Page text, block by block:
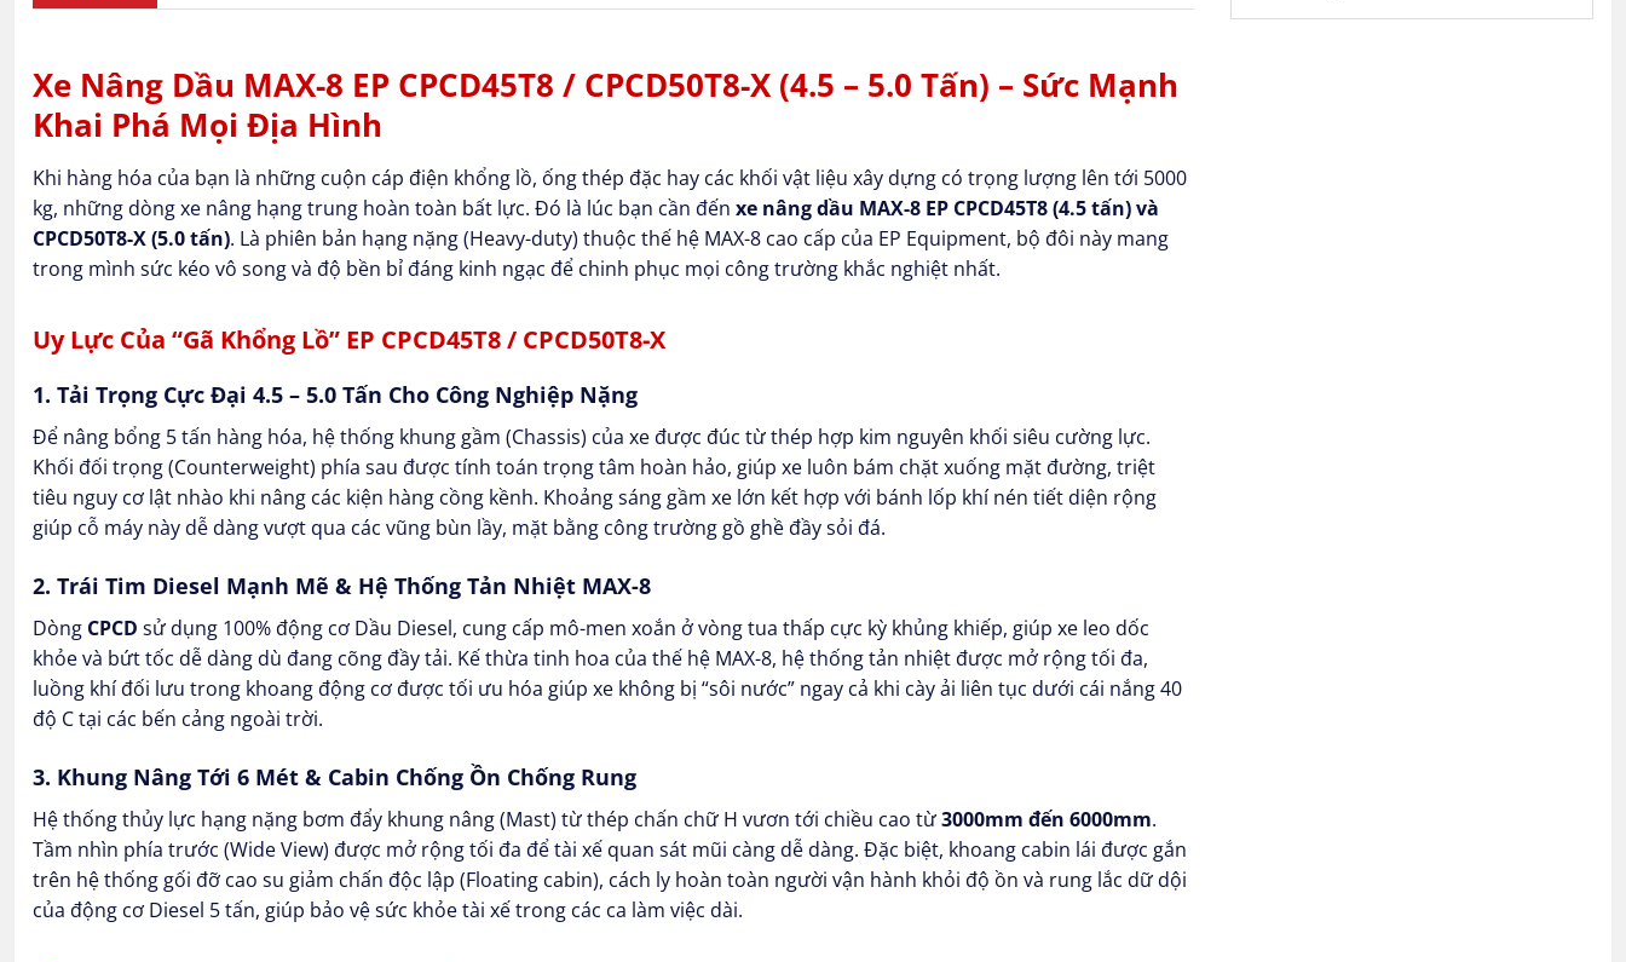
Xe Nâng Dầu MAX-8 EP CPCD45T8 / CPCD50T8-X (4.5 – 5.0 Tấn) – Sức Mạnh
Khai Phá Mọi Địa Hình
Khi hàng hóa của bạn là những cuộn cáp điện khổng lồ, ống thép đặc hay các khối vật liệu xây dựng có trọng lượng lên tới 5000
kg, những dòng xe nâng hạng trung hoàn toàn bất lực. Đó là lúc bạn cần đến xe nâng dầu MAX-8 EP CPCD45T8 (4.5 tấn) và
CPCD50T8-X (5.0 tấn). Là phiên bản hạng nặng (Heavy-duty) thuộc thế hệ MAX-8 cao cấp của EP Equipment, bộ đôi này mang
trong mình sức kéo vô song và độ bền bỉ đáng kinh ngạc để chinh phục mọi công trường khắc nghiệt nhất.
Uy Lực Của “Gã Khổng Lồ” EP CPCD45T8 / CPCD50T8-X
1. Tải Trọng Cực Đại 4.5 – 5.0 Tấn Cho Công Nghiệp Nặng
Để nâng bổng 5 tấn hàng hóa, hệ thống khung gầm (Chassis) của xe được đúc từ thép hợp kim nguyên khối siêu cường lực.
Khối đối trọng (Counterweight) phía sau được tính toán trọng tâm hoàn hảo, giúp xe luôn bám chặt xuống mặt đường, triệt
tiêu nguy cơ lật nhào khi nâng các kiện hàng cồng kềnh. Khoảng sáng gầm xe lớn kết hợp với bánh lốp khí nén tiết diện rộng
giúp cỗ máy này dễ dàng vượt qua các vũng bùn lầy, mặt bằng công trường gồ ghề đầy sỏi đá.
2. Trái Tim Diesel Mạnh Mẽ & Hệ Thống Tản Nhiệt MAX-8
Dòng CPCD sử dụng 100% động cơ Dầu Diesel, cung cấp mô-men xoắn ở vòng tua thấp cực kỳ khủng khiếp, giúp xe leo dốc
khỏe và bứt tốc dễ dàng dù đang cõng đầy tải. Kế thừa tinh hoa của thế hệ MAX-8, hệ thống tản nhiệt được mở rộng tối đa,
luồng khí đối lưu trong khoang động cơ được tối ưu hóa giúp xe không bị “sôi nước” ngay cả khi cày ải liên tục dưới cái nắng 40
độ C tại các bến cảng ngoài trời.
3. Khung Nâng Tới 6 Mét & Cabin Chống Ồn Chống Rung
Hệ thống thủy lực hạng nặng bơm đẩy khung nâng (Mast) từ thép chấn chữ H vươn tới chiều cao từ3000mm đến 6000mm.
Tầm nhìn phía trước (Wide View) được mở rộng tối đa để tài xế quan sát mũi càng dễ dàng. Đặc biệt, khoang cabin lái được gắn
trên hệ thống gối đỡ cao su giảm chấn độc lập (Floating cabin), cách ly hoàn toàn người vận hành khỏi độ ồn và rung lắc dữ dội
của động cơ Diesel 5 tấn, giúp bảo vệ sức khỏe tài xế trong các ca làm việc dài.